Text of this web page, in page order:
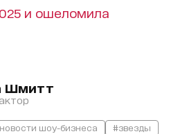
и ошеломила
Шмитт
шоу-бизнеса
#звезды